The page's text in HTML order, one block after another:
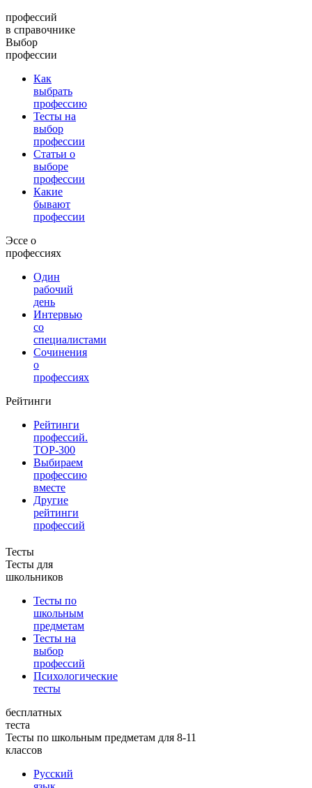
профессий
в справочнике
Выбор
профессии
Как
выбрать
профессию
Тесты на
выбор
профессии
Статьи о
выборе
профессии
Какие
бывают
профессии
Эссе о
профессиях
Один
рабочий
день
Интервью
со
специалистами
Сочинения
о
профессиях
Рейтинги
Рейтинги
профессий.
TOP-300
Выбираем
профессию
вместе
Другие
рейтинги
профессий
Тесты
Тесты для
школьников
Тесты по
школьным
предметам
Тесты на
выбор
профессий
Психологические
тесты
бесплатных
теста
Тесты по школьным предметам для 8-11
классов
Русский